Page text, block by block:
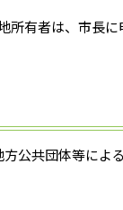
所有者は、市長に
公共団体等によ